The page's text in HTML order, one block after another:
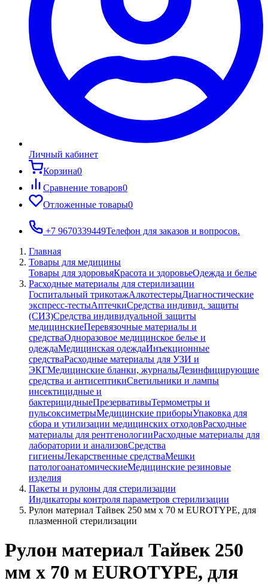
Личный кабинет
Корзина0
Сравнение товаров0
Отложенные товары0
+7 9670339449Телефон для заказов и вопросов.
Главная
Товары для медицины
Товары для здоровьяКрасота и здоровьеОдежда и белье
Расходные материалы для стерилизации
Госпитальный трикотажАлкотестерыДиагностические
экспресс-тестыАптечкиСредства индивид. защиты
(СИЗ)Средства индивидуальной защиты
медицинскиеПеревязочные материалы и
средстваОдноразовое медицинское белье и
одеждаМедицинская одеждаИнъекционные
средстваРасходные материалы для УЗИ и
ЭКГМедицинские бланки, журналыДезинфицирующие
средства и антисептикиСветильники и лампы
инсектицидные и
бактерицидныеПрезервативыТермометры и
пульсоксиметрыМедицинские приборыУпаковка для
сбора и утилизации медицинских отходовРасходные
материалы для рентгенологииРасходные материалы для
лаборатории и анализовСредства
гигиеныЛекарственные средстваМешки
патологоанатомическиеМедицинские резиновые
изделия
Пакеты и рулоны для стерилизации
Индикаторы контроля параметров стерилизации
Рулон материал Тайвек 250 мм х 70 м EUROTYPE, для
плазменной стерилизации
Рулон материал Тайвек 250
мм х 70 м EUROTYPE, для